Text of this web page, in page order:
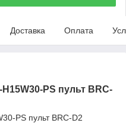
Доставка Оплата
PS пульт BRC-
PS пульт BRC-D2